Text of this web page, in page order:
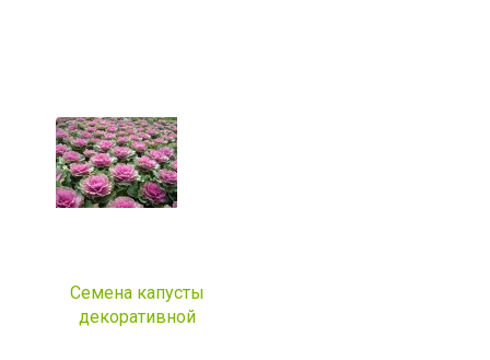
Семена капусты
декоративной